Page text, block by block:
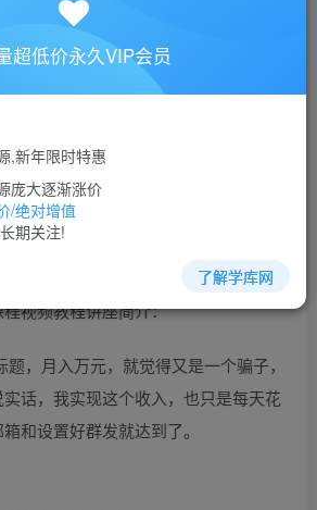
封邮件，实战月入万元，附带工具
付费后查看
10
立即购买
前未登录！建议登陆后购买，可保存购买订单
视频教程讲座简介：
，月入万元，就觉得又是一个骗子，
话，我实现这个收入，也只是每天花
和设置好群发就达到了。
超低价永久VIP会员
,新年限时特惠
庞大逐渐涨价
/绝对增值
期关注!
了解学库网